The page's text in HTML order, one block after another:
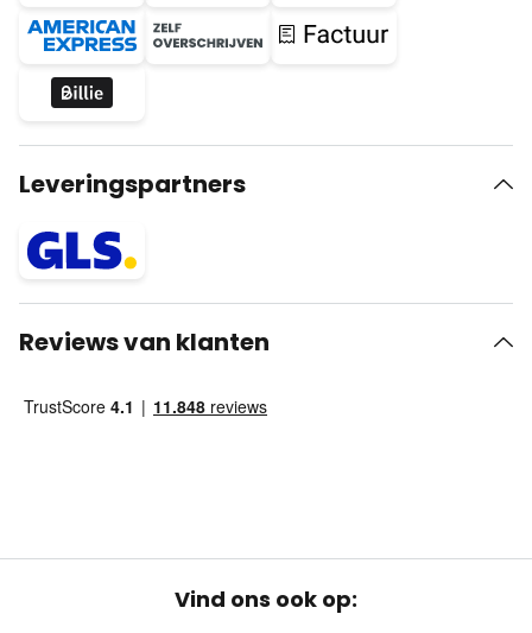
Leveringspartners
Reviews van klanten
Vind ons ook op: